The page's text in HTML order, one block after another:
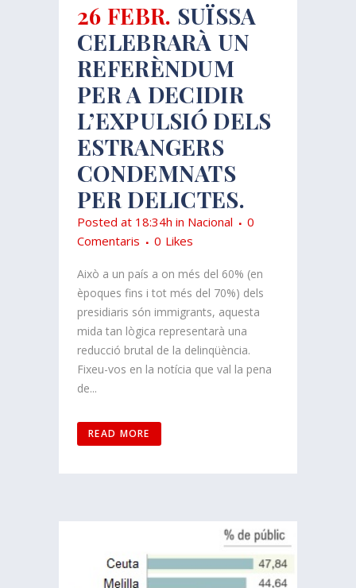
26 FEBR. SUÏSSA
CELEBRARÀ UN
REFERÈNDUM
PER A DECIDIR
L’EXPULSIÓ DELS
ESTRANGERS
CONDEMNATS
PER DELICTES.
Posted at 18:34h in Nacional
0
Comentaris
0 Likes
Això a un país a on més del 60% (en
èpoques fins i tot més del 70%) dels
presidiaris són immigrants, aquesta
mida tan lògica representarà una
reducció brutal de la delinqüència.
Fixeu-vos en la notícia que val la pena
de...
READ MORE